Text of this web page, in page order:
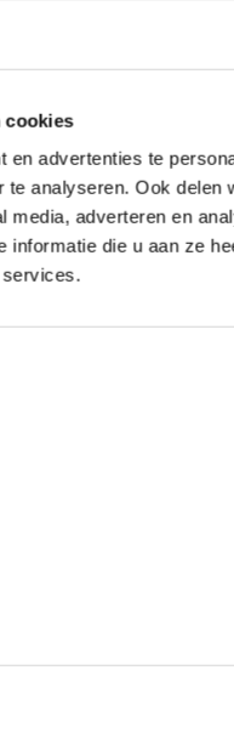
cookies
en advertenties te
te analyseren. Ook
media, adverteren en
informatie die u aan ze